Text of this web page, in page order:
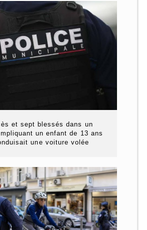
et sept blessés dans un
un enfant de 13 ans
une voiture volée